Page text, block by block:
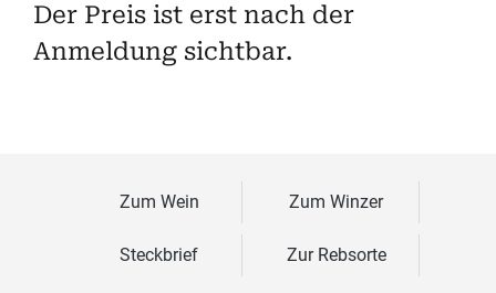
Der Preis ist erst nach der
Anmeldung sichtbar.
Zum Wein Zum Winzer
Steckbrief Zur Rebsorte